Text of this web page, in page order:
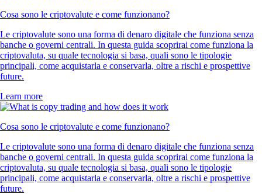
Cosa sono le criptovalute e come funzionano?
Le criptovalute sono una forma di denaro digitale che funziona senza
banche o governi centrali. In questa guida scoprirai come funziona la
criptovaluta, su quale tecnologia si basa, quali sono le tipologie
principali, come acquistarla e conservarla, oltre a rischi e prospettive
future.
Learn more
Cosa sono le criptovalute e come funzionano?
Le criptovalute sono una forma di denaro digitale che funziona senza
banche o governi centrali. In questa guida scoprirai come funziona la
criptovaluta, su quale tecnologia si basa, quali sono le tipologie
principali, come acquistarla e conservarla, oltre a rischi e prospettive
future.